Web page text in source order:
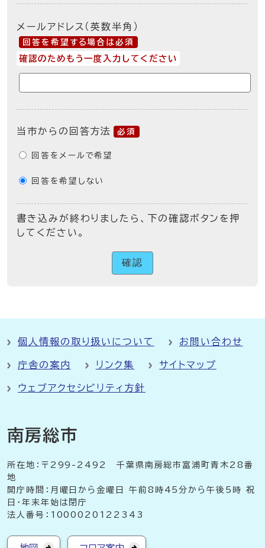
メールアドレス（英数半角）
回答を希望する場合は必須
確認のためもう一度入力してください
当市からの回答方法 必須
回答をメールで希望
回答を希望しない
書き込みが終わりましたら、下の確認ボタンを押
してください。
確認
個人情報の取り扱いについて お問い合わせ
庁舎の案内 リンク集 サイトマップ
ウェブアクセシビリティ方針
南房総市
所在地：〒299-2492 千葉県南房総市富浦町青木28番
地
開庁時間：月曜日から金曜日 午前8時45分から午後5時 祝
日・年末年始は閉庁
法人番号：1000020122343